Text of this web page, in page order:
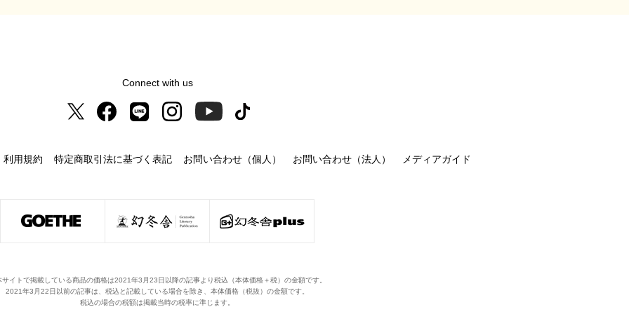
Connect with us
利用規約 特定商取引法に基づく表記 お問い合わせ（個人） お問い合わせ（法人） メディアガイド
イトで掲載している商品の価格は2021年3月23日以降の記事より税込（本体価格＋税）の金額です。
2021年3月22日以前の記事は、税込と記載している場合を除き、本体価格（税抜）の金額です。
税込の場合の税額は掲載当時の税率に準じます。